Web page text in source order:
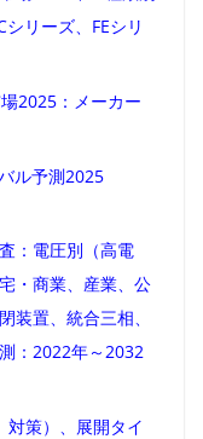
シリーズ、FEシリ
2025：メーカー
ル予測2025
：電圧別（高電
・商業、産業、公
装置、統合三相、
：2022年～2032
対策）、展開タイ